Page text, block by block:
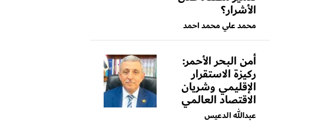
الأشرار؟
محمد علي محمد احمد
أمن البحر الأحمر:
ركيزة الاستقرار
الإقليمي وشريان
الاقتصاد العالمي
عبدالله الدعيس